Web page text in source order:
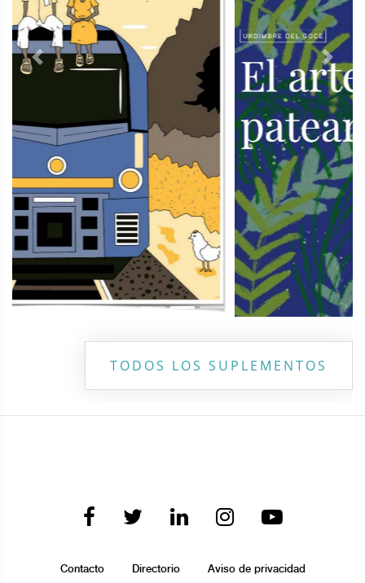
Previous Next
TODOS LOS SUPLEMENTOS
Contacto Directorio Aviso de privacidad